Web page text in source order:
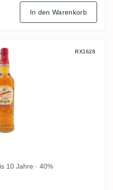
In den Warenkorb
RX1628
10 Jahre · 40%